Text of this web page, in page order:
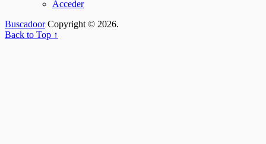
Acceder
BuscadoorCopyright © 2026.
Back to Top ↑